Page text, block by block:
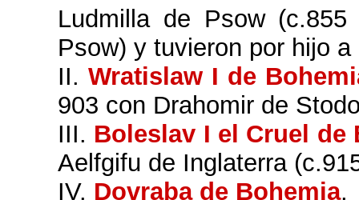
Ludmilla de Psow
Psow) y tuvieron por hijo a
II. Wratislaw I de
903 con Drahomir de
III. Boleslav I el Cruel de
Aelfgifu de Inglaterra
IV. Dovraba de Bohemia.